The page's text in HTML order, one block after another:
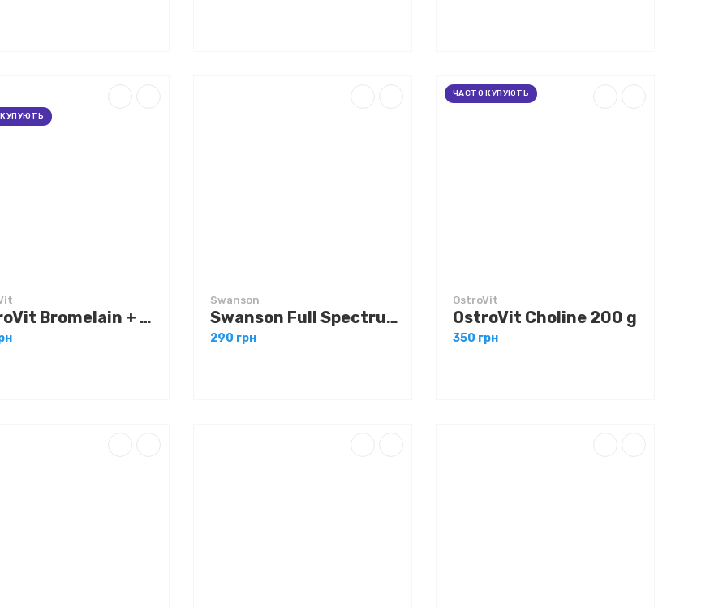
OstroVit Bromelain + Papain Vege 100 caps
Swanson
Swanson Full Spectrum Milk Thistle 500 mg 100 caps
290 грн
ЧАСТО КУПУЮТЬ
OstroVit
OstroVit Choline 200 g
350 грн